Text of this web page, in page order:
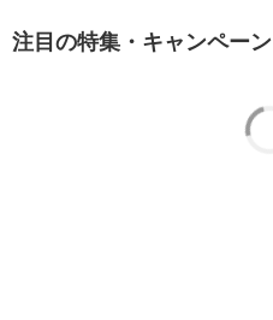
注目の特集・キャンペーン